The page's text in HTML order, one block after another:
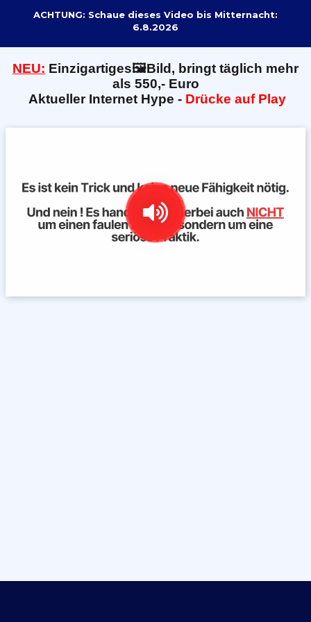
ACHTUNG: Schaue dieses Video bis Mitternacht:
6.8.2026
NEU: Einzigartiges🖼️Bild, bringt täglich mehr
als 550,- Euro
Aktueller Internet Hype - Drücke auf Play